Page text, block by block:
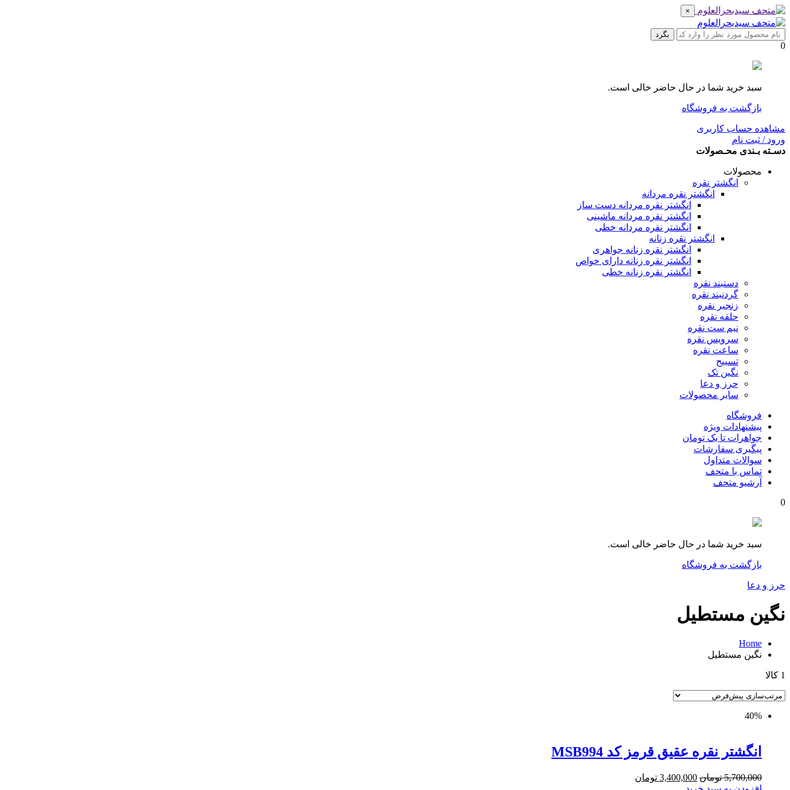
×
بگرد
0
سبد خرید شما در حال حاضر خالی است.
بازگشت به فروشگاه
مشاهده حساب کاربری
ورود / ثبت نام
دسـته بـندی محـصولات
محصولات
انگشتر نقره
انگشتر نقره مردانه
انگشتر نقره مردانه دست ساز
انگشتر نقره مردانه ماشینی
انگشتر نقره مردانه خطی
انگشتر نقره زنانه
انگشتر نقره زنانه جواهری
انگشتر نقره زنانه دارای خواص
انگشتر نقره زنانه خطی
دستبند نقره
گردنبند نقره
زنجیر نقره
حلقه نقره
نیم ست نقره
سرویس نقره
ساعت نقره
تسبیح
نگین تک
حرز و دعا
سایر محصولات
فروشگاه
پیشنهادات ویژه
جواهرات تا یک تومان
پیگیری سفارشات
سوالات متداول
تماس با متحف
آرشیو متحف
0
سبد خرید شما در حال حاضر خالی است.
بازگشت به فروشگاه
حرز و دعا
نگین مستطیل
Home
نگین مستطیل
1 کالا
40%
انگشتر نقره عقیق قرمز کد MSB994
5,700,000 تومان 3,400,000 تومان